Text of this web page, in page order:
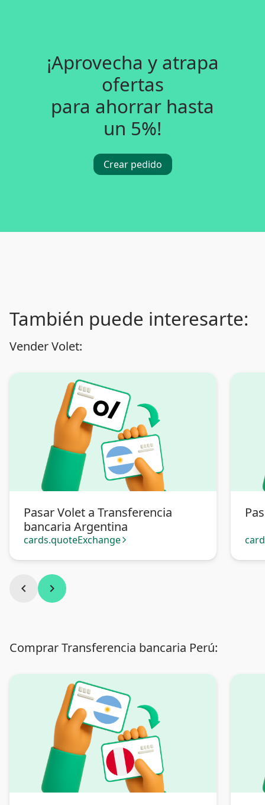
¡Aprovecha y atrapa
ofertas
para ahorrar hasta
un 5%!
Crear pedido
También puede interesarte:
Vender Volet:
Pasar Volet a Transferencia
bancaria Argentina
cards.quoteExchange arrow_forward_ios
chevron_left chevron_right
Comprar Transferencia bancaria Perú: